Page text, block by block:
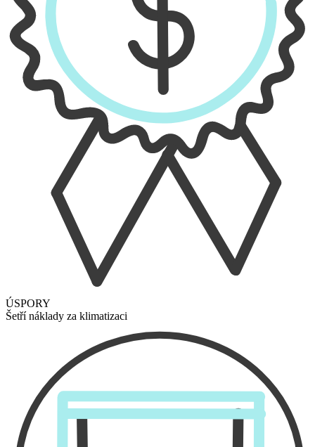
ÚSPORY
Šetří náklady za klimatizaci